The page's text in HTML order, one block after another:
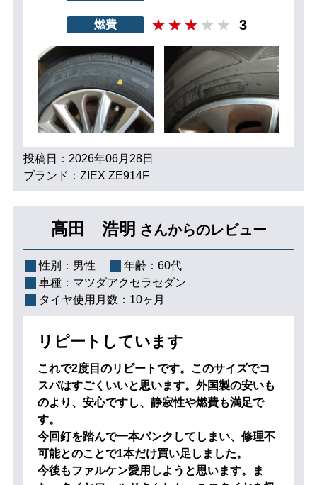
燃費 3
投稿日：2026年06月28日
ブランド：ZIEX ZE914F
高田 浩明 さんからのレビュー
性別： 男性 年齢： 60代
車種： マツダアクセラセダン
タイヤ使用月数： 10ヶ月
リピートしています
これで2度目のリピートです。このサイズでコ
スパはすごくいいと思います。外国製の安いも
のより、安心ですし、静寂性や燃費も満足で
す。
今回釘を踏んで一本パンクしてしまい、修理不
可能とのことで1本だけ買い足しました。
今後もファルケン愛用しようと思います。ま